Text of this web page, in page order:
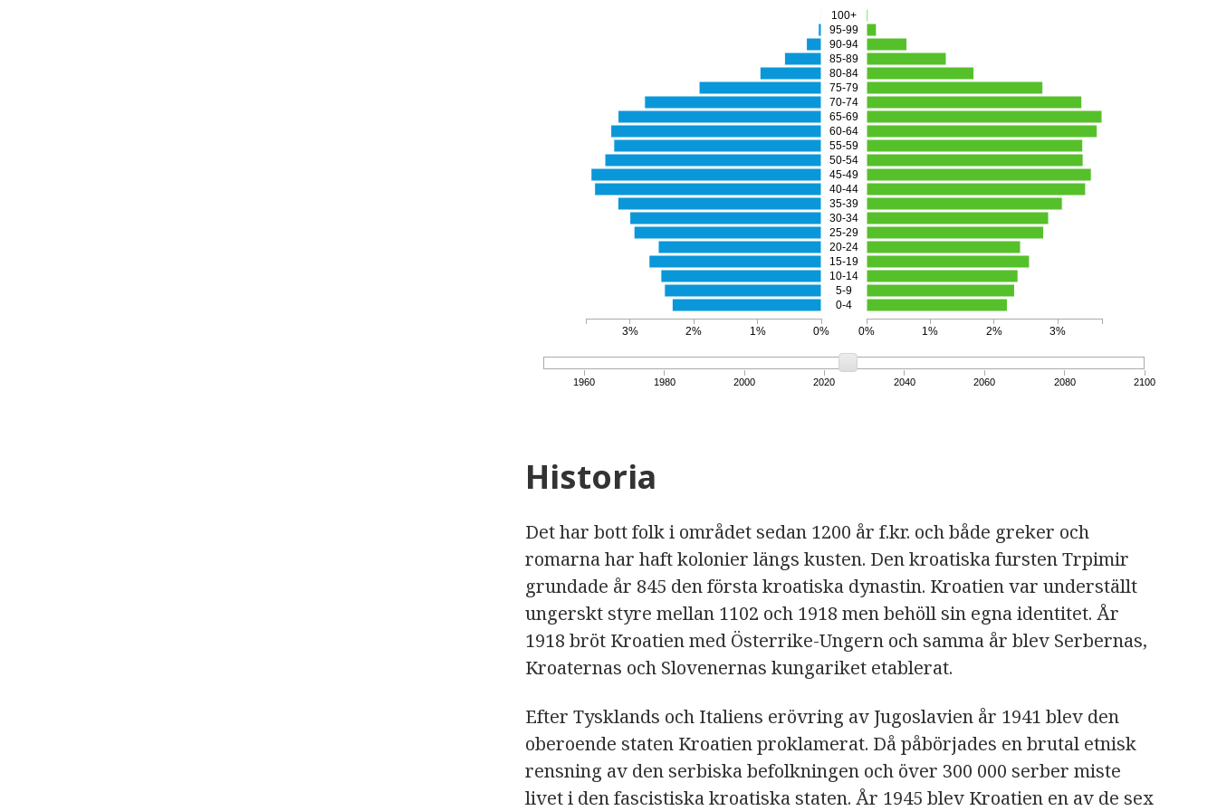
0-4
5-9
10-14
15-19
20-24
25-29
30-34
35-39
40-44
45-49
50-54
55-59
60-64
65-69
70-74
75-79
80-84
85-89
90-94
95-99
100+
0%
1%
2%
3% 0% 1% 2% 3%
1960 1980 2000 2020 2040 2060 2080 2100
Historia
Det har bott folk i området sedan 1200 år f.kr. och både greker och
romarna har haft kolonier längs kusten. Den kroatiska fursten Trpimir
grundade år 845 den första kroatiska dynastin. Kroatien var underställt
ungerskt styre mellan 1102 och 1918 men behöll sin egna identitet. År
1918 bröt Kroatien med Österrike-Ungern och samma år blev Serbernas,
Kroaternas och Slovenernas kungariket etablerat.
Efter Tysklands och Italiens erövring av Jugoslavien år 1941 blev den
oberoende staten Kroatien proklamerat. Då påbörjades en brutal etnisk
rensning av den serbiska befolkningen och över 300 000 serber miste
livet i den fascistiska kroatiska staten. År 1945 blev Kroatien en av de sex